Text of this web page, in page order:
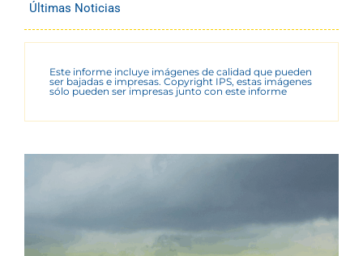
Últimas Noticias
Este informe incluye imágenes de calidad que pueden
ser bajadas e impresas. Copyright IPS, estas imágenes
sólo pueden ser impresas junto con este informe